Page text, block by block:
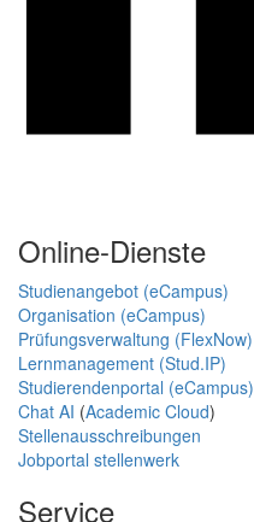
Online-Dienste
Studienangebot (eCampus)
Organisation (eCampus)
Prüfungsverwaltung (FlexNow)
Lernmanagement (Stud.IP)
Studierendenportal (eCampus)
Chat AI (Academic Cloud)
Stellenausschreibungen
Jobportal stellenwerk
Service